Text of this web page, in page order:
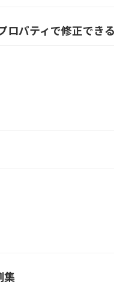
ロパティで修正でき
集